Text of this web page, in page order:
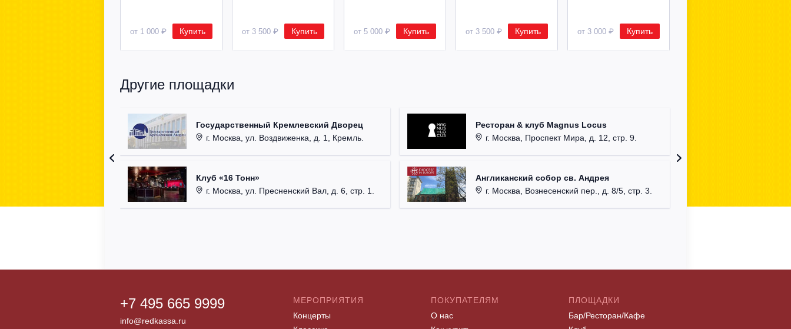
от 1 000 ₽ Купить от 3 500 ₽ Купить от 5 000 ₽ Купить от 3 500 ₽ Купить от 3 000 ₽ Купить
Другие площадки
Государственный Кремлевский Дворец
г. Москва, ул. Воздвиженка, д. 1, Кремль.
Клуб «16 Тонн»
г. Москва, ул. Пресненский Вал, д. 6, стр. 1.
Ресторан & клуб Magnus Locus
г. Москва, Проспект Мира, д. 12, стр. 9.
Англиканский собор св. Андрея
г. Москва, Вознесенский пер., д. 8/5, стр. 3.
+7 495 665 9999
info@redkassa.ru
МЕРОПРИЯТИЯ
Концерты
ПОКУПАТЕЛЯМ
О нас
ПЛОЩАДКИ
Бар/Ресторан/Кафе